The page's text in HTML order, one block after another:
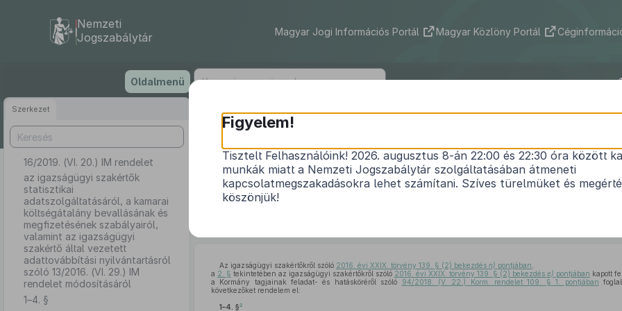
tartalomra
Nemzeti
Jogszabálytár
Magyar Jogi Információs Portál Magyar Közlöny Portál
Oldalmenü
Szerkezet
16/2019. (VI. 20.) IM rendelet
az igazságügyi szakértők
statisztikai
adatszolgáltatásáról, a kamarai
költségátalány bevallásának és
megfizetésének szabályairól,
valamint az igazságügyi
szakértő által vezetett
adattovábbítási nyilvántartásról
szóló 13/2016. (VI. 29.) IM
rendelet módosításáról
1–4. §
16/2019. (VI. 20.) IM rendelet
az igazságügyi szakértők statisztikai adatszolgáltatásáról,
költségátalány bevallásának és megfizetésének szabályairól,
igazságügyi szakértő által vezetett adattovábbítási
Az igazságügyi szakértőkről szóló 2016. évi XXIX. törvény 139. § (2) bekezdés n) pontjában
a 2. § tekintetében az igazságügyi szakértőkről szóló 2016. évi XXIX. törvény 139. § (2) bekezdés e) pontjában kapott
a Kormány tagjainak feladat- és hatásköréről szóló
94/2018. (V. 22.) Korm. rendelet 109. § 1. pontjában
következőket rendelem el:
1–4. §2
Figyelem!
Tisztelt Felhasználóink! 2026. augusztus 8-án 22:00 és 22:30 óra között
munkák miatt a Nemzeti Jogszabálytár szolgáltatásában átmeneti
kapcsolatmegszakadásokra lehet számítani. Szíves türelmüket és
köszönjük!